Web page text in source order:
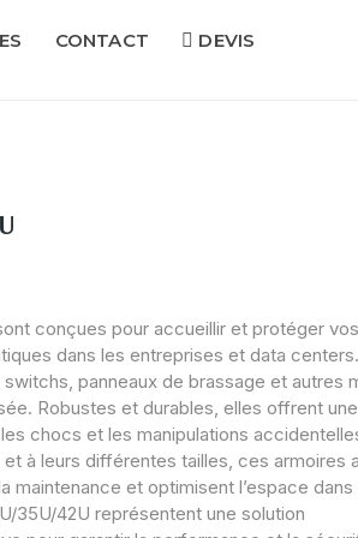
CONTACT DEVIS
conçues pour accueillir et protéger vos
dans les entreprises et data
panneaux de brassage et autres
Robustes et durables, elles offrent une
chocs et les manipulations
à leurs différentes tailles, ces armoires
maintenance et optimisent l’espace dans
35U/42U représentent une solution